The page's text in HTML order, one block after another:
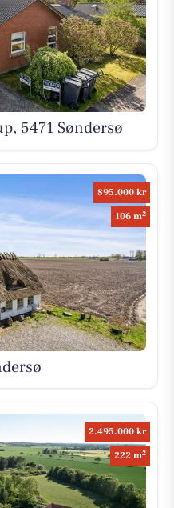
5471 Søndersø
895.000 kr
106 m2
2.495.000 kr
222 m2